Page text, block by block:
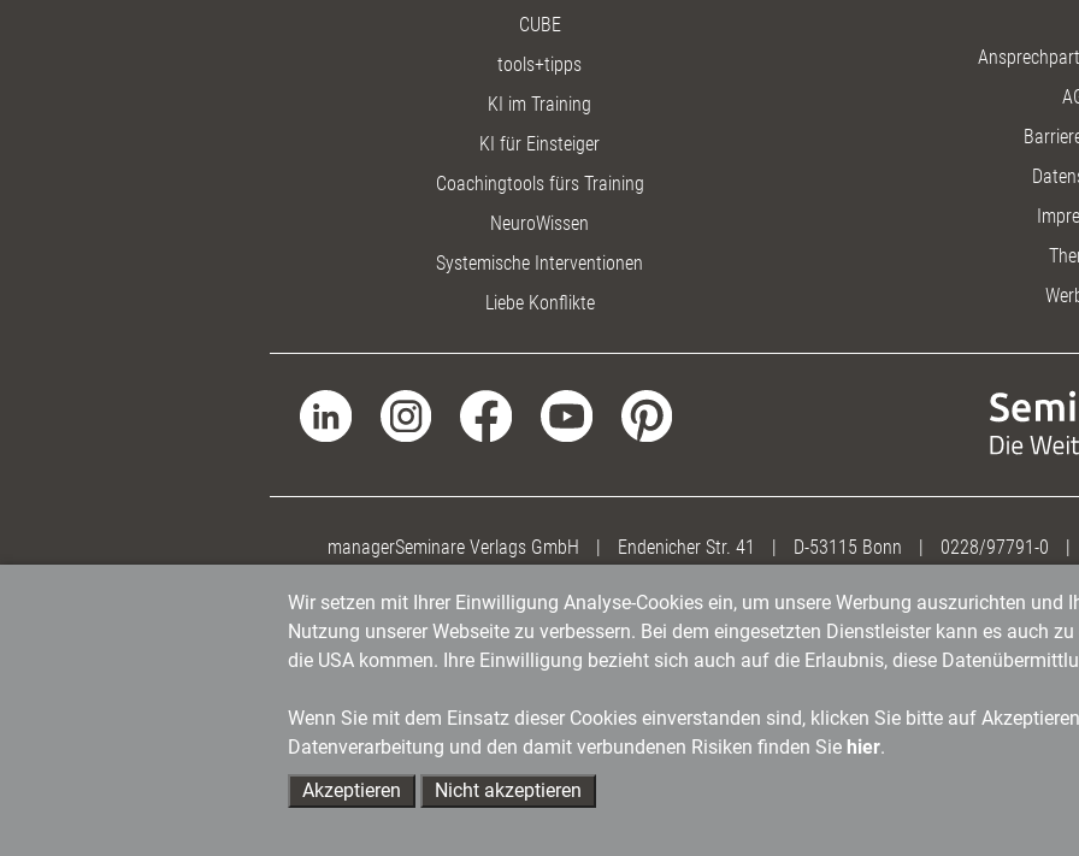
CUBE
tools+tipps
KI im Training
KI für Einsteiger
Coachingtools fürs Training
NeuroWissen
Systemische Interventionen
Liebe Konflikte
managerSeminare Verlags GmbH | Endenicher Str. 41 | D-53115 Bonn | 0228/97791-0 |
Wir setzen mit Ihrer Einwilligung Analyse-Cookies ein, um unsere Werbung auszurichten und
Nutzung unserer Webseite zu verbessern. Bei dem eingesetzten Dienstleister kann es auch
die USA kommen. Ihre Einwilligung bezieht sich auch auf die Erlaubnis, diese
Wenn Sie mit dem Einsatz dieser Cookies einverstanden sind, klicken Sie bitte auf
Datenverarbeitung und den damit verbundenen Risiken finden Sie hier.
Akzeptieren
Nicht akzeptieren